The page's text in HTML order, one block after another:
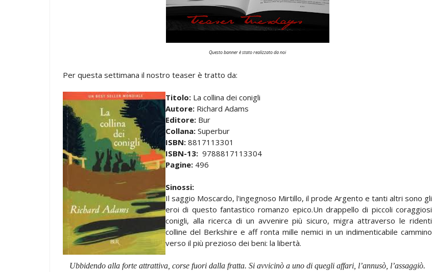
Questo banner è stato realizzato da noi
Per questa settimana il nostro teaser è tratto da:
Titolo: La collina dei conigli
Autore: Richard Adams
Editore: Bur
Collana: Superbur
ISBN: 8817113301
ISBN-13: 9788817113304
Pagine: 496
Sinossi:
Il saggio Moscardo, l'ingegnoso Mirtillo, il prode Argento e tanti altri sono gli
eroi di questo fantastico romanzo epico.Un drappello di piccoli coraggiosi
conigli, alla ricerca di un avvenire più sicuro, migra attraverso le ridenti
colline del Berkshire e aff ronta mille nemici in un indimenticabile cammino
verso il più prezioso dei beni: la libertà.
Ubbidendo alla forte attrattiva, corse fuori dalla fratta. Si avvicinò a uno di quegli affari, l’annusò, l’assaggiò.